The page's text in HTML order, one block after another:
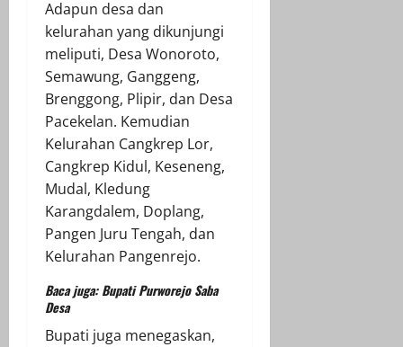
Adapun desa dan
kelurahan yang dikunjungi
meliputi, Desa Wonoroto,
Semawung, Ganggeng,
Brenggong, Plipir, dan Desa
Pacekelan. Kemudian
Kelurahan Cangkrep Lor,
Cangkrep Kidul, Keseneng,
Mudal, Kledung
Karangdalem, Doplang,
Pangen Juru Tengah, dan
Kelurahan Pangenrejo.
Baca juga:Bupati Purworejo Saba
Desa
Bupati juga menegaskan,